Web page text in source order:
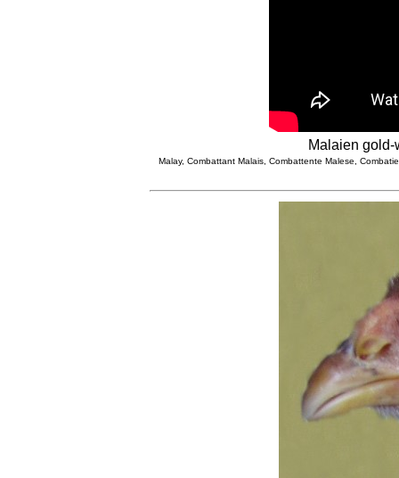
Malaien
Malay, Combattant Malais, Combattente Malese,